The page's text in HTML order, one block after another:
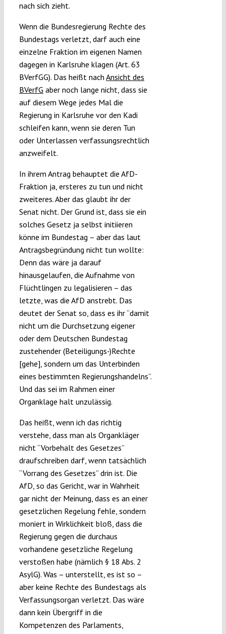
nach sich zieht.
Wenn die Bundesregierung Rechte des
Bundestags verletzt, darf auch eine
einzelne Fraktion im eigenen Namen
dagegen in Karlsruhe klagen (Art. 63
BVerfGG). Das heißt nach Ansicht des
BVerfG aber noch lange nicht, dass sie
auf diesem Wege jedes Mal die
Regierung in Karlsruhe vor den Kadi
schleifen kann, wenn sie deren Tun
oder Unterlassen verfassungsrechtlich
anzweifelt.
In ihrem Antrag behauptet die AfD-
Fraktion ja, ersteres zu tun und nicht
zweiteres. Aber das glaubt ihr der
Senat nicht. Der Grund ist, dass sie ein
solches Gesetz ja selbst initiieren
könne im Bundestag – aber das laut
Antragsbegründung nicht tun wollte:
Denn das wäre ja darauf
hinausgelaufen, die Aufnahme von
Flüchtlingen zu legalisieren – das
letzte, was die AfD anstrebt. Das
deutet der Senat so, dass es ihr “damit
nicht um die Durchsetzung eigener
oder dem Deutschen Bundestag
zustehender (Beteiligungs-)Rechte
[gehe], sondern um das Unterbinden
eines bestimmten Regierungshandelns”.
Und das sei im Rahmen einer
Organklage halt unzulässig.
Das heißt, wenn ich das richtig
verstehe, dass man als Organkläger
nicht “Vorbehalt des Gesetzes”
draufschreiben darf, wenn tatsächlich
“Vorrang des Gesetzes” drin ist. Die
AfD, so das Gericht, war in Wahrheit
gar nicht der Meinung, dass es an einer
gesetzlichen Regelung fehle, sondern
moniert in Wirklichkeit bloß, dass die
Regierung gegen die durchaus
vorhandene gesetzliche Regelung
verstoßen habe (nämlich § 18 Abs. 2
AsylG). Was – unterstellt, es ist so –
aber keine Rechte des Bundestags als
Verfassungsorgan verletzt. Das wäre
dann kein Übergriff in die
Kompetenzen des Parlaments,